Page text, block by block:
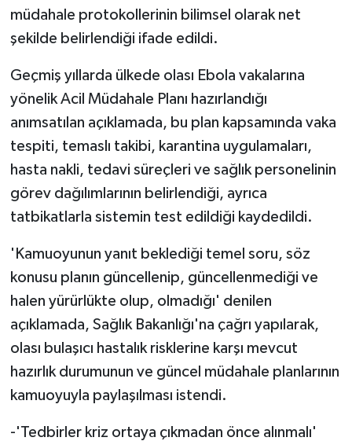
müdahale protokollerinin bilimsel olarak net
şekilde belirlendiği ifade edildi.
Geçmiş yıllarda ülkede olası Ebola vakalarına
yönelik Acil Müdahale Planı hazırlandığı
anımsatılan açıklamada, bu plan kapsamında vaka
tespiti, temaslı takibi, karantina uygulamaları,
hasta nakli, tedavi süreçleri ve sağlık personelinin
görev dağılımlarının belirlendiği, ayrıca
tatbikatlarla sistemin test edildiği kaydedildi.
'Kamuoyunun yanıt beklediği temel soru, söz
konusu planın güncellenip, güncellenmediği ve
halen yürürlükte olup, olmadığı' denilen
açıklamada, Sağlık Bakanlığı'na çağrı yapılarak,
olası bulaşıcı hastalık risklerine karşı mevcut
hazırlık durumunun ve güncel müdahale planlarının
kamuoyuyla paylaşılması istendi.
-'Tedbirler kriz ortaya çıkmadan önce alınmalı'